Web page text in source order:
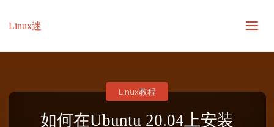
Linux迷
如何在Ubuntu 20.04上安装
Linux教程